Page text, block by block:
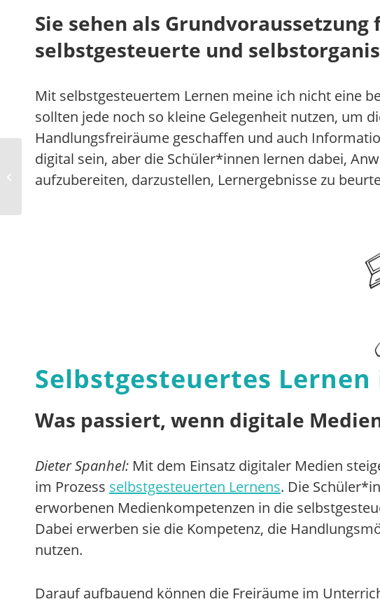
Sie sehen als
selbstgesteuerte und
Mit selbstgesteuertem Lernen meine ich nicht eine
sollten jede noch so kleine Gelegenheit nutzen, um
Handlungsfreiräume geschaffen und auch
digital sein, aber die Schüler*innen lernen dabei,
aufzubereiten, darzustellen, Lernergebnisse zu
Selbstgesteuertes
Was passiert, wenn digitale
Dieter Spanhel: Mit dem Einsatz digitaler Medien
im Prozess selbstgesteuerten Lernens. Die
erworbenen Medienkompetenzen in die
Dabei erwerben sie die Kompetenz, die
nutzen.
Darauf aufbauend können die Freiräume im
Masken-Erkennung
durch KI und
Erinnerungs-Apps für